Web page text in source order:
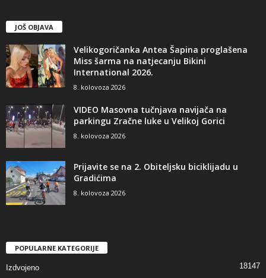
JOŠ OBJAVA
Velikogoričanka Antea Šapina proglašena
Miss šarma na natjecanju Bikini
International 2026.
8. kolovoza 2026
VIDEO Masovna tučnjava navijača na
parkingu Zračne luke u Velikoj Gorici
8. kolovoza 2026
Prijavite se na 2. Obiteljsku biciklijadu u
Gradićima
8. kolovoza 2026
POPULARNE KATEGORIJE
Izdvojeno 18147